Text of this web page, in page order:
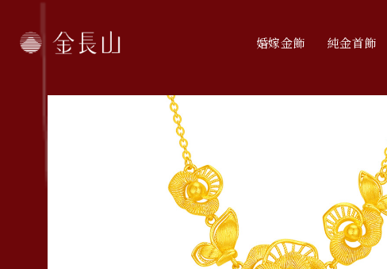
婚嫁金飾 純金首飾